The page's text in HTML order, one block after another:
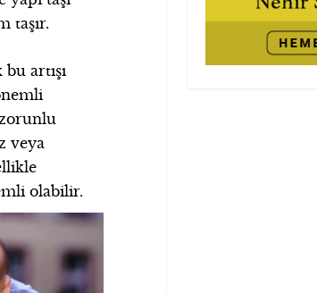
taşır.
artışı
veya
olabilir.